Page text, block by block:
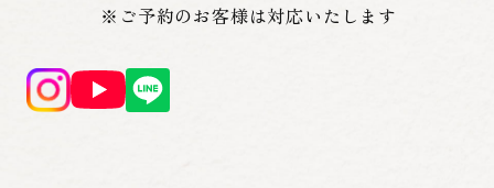
※ご予約のお客様は対応いたします